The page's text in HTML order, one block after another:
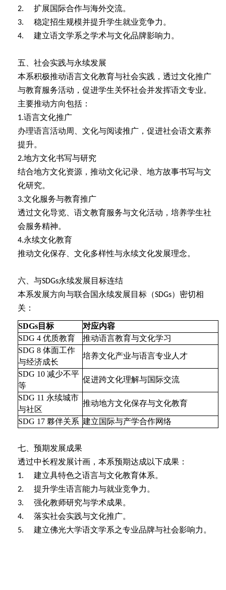
2. 扩展国际合作与海外交流。
3. 稳定招生规模并提升学生就业竞争力。
4. 建立语文学系之学术与文化品牌影响力。
五、社会实践与永续发展
本系积极推动语言文化教育与社会实践，透过文化推广
与教育服务活动，促进学生关怀社会并发挥语文专业。
主要推动方向包括：
1.语言文化推广
办理语言活动周、文化与阅读推广，促进社会语文素养
提升。
2.地方文化书写与研究
结合地方文化资源，推动文化记录、地方故事书写与文
化研究。
3.文化服务与教育推广
透过文化导览、语文教育服务与文化活动，培养学生社
会服务精神。
4.永续文化教育
推动文化保存、文化多样性与永续文化发展理念。
六、与SDGs永续发展目标连结
本系发展方向与联合国永续发展目标（SDGs）密切相
关：
SDGs 目标
对应内容
SDG 4优质教育
推动语言教育与文化学习
SDG 8体面工作
与经济成长
培养文化产业与语言专业人才
SDG 10减少不平
等
促进跨文化理解与国际交流
SDG 11 永续城市
与社区
推动地方文化保存与文化教育
SDG 17夥伴关系 建立国际与产学合作网络
七、预期发展成果
透过中长程发展计画，本系预期达成以下成果：
1. 建立具特色之语言与文化教育体系。
2. 提升学生语言能力与就业竞争力。
3. 强化教师研究与学术成果。
4. 落实社会实践与文化推广。
5. 建立佛光大学语文学系之专业品牌与社会影响力。